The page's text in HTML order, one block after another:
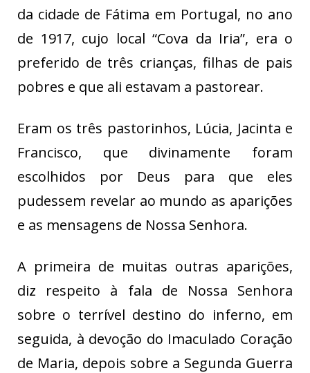
da cidade de Fátima em Portugal, no ano
de 1917, cujo local “Cova da Iria”, era o
preferido de três crianças, filhas de pais
pobres e que ali estavam a pastorear.
Eram os três pastorinhos, Lúcia, Jacinta e
Francisco, que divinamente foram
escolhidos por Deus para que eles
pudessem revelar ao mundo as aparições
e as mensagens de Nossa Senhora.
A primeira de muitas outras aparições,
diz respeito à fala de Nossa Senhora
sobre o terrível destino do inferno, em
seguida, à devoção do Imaculado Coração
de Maria, depois sobre a Segunda Guerra